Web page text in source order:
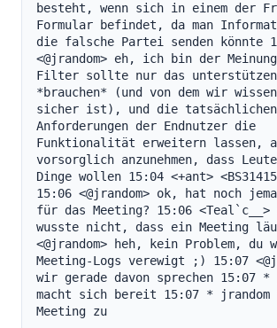
besteht, wenn sich in einem der
Formular befindet, da man
die falsche Partei senden könnte
<@jrandom> eh, ich bin der
Filter sollte nur das
*brauchen* (und von dem wir
sicher ist), und die tatsächlichen
Anforderungen der Endnutzer die
Funktionalität erweitern lassen,
vorsorglich anzunehmen, dass
Dinge wollen 15:04 <+ant>
15:06 <@jrandom> ok, hat noch
für das Meeting? 15:06
wusste nicht, dass ein Meeting
<@jrandom> heh, kein Problem,
Meeting-Logs verewigt ;) 15:07
wir gerade davon sprechen 15:07 *
macht sich bereit 15:07 *
Meeting zu